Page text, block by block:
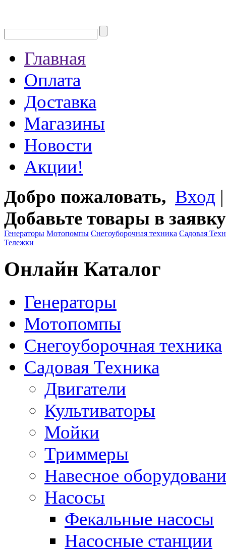
Главная
Оплата
Доставка
Магазины
Новости
Акции!
Добро пожаловать, Вход
Добавьте товары в заявку
Генераторы Мотопомпы Снегоуборочная техника Садовая
Тележки
Онлайн Каталог
Генераторы
Мотопомпы
Снегоуборочная техника
Садовая Техника
Двигатели
Культиваторы
Мойки
Триммеры
Навесное
Насосы
Фекальные насосы
Насосные станции